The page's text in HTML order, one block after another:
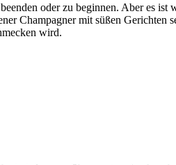
oder zu beginnen. Aber es ist
Champagner mit süßen Gerichten
wird.